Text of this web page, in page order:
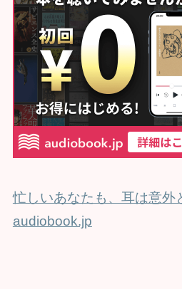
忙しいあなたも、耳は意外
audiobook.jp